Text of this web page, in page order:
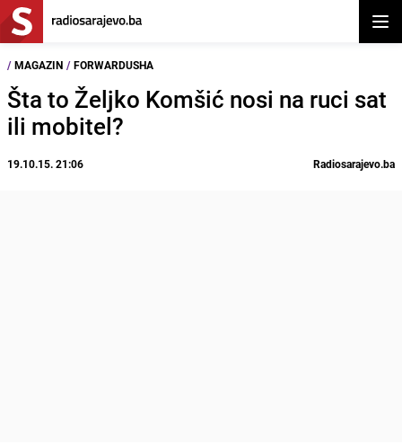
/ MAGAZIN / FORWARDUSHA
Šta to Željko Komšić nosi na ruci sat
ili mobitel?
19.10.15. 21:06 Radiosarajevo.ba